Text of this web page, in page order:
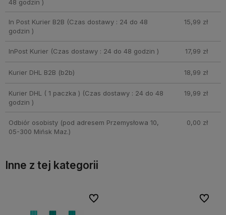
48 godzin )
In Post Kurier B2B (Czas dostawy : 24 do 48
godzin )
15,99 zł
InPost Kurier (Czas dostawy : 24 do 48 godzin ) 17,99 zł
Kurier DHL B2B (b2b) 18,99 zł
Kurier DHL ( 1 paczka ) (Czas dostawy : 24 do 48
godzin )
19,99 zł
Odbiór osobisty (pod adresem Przemysłowa 10,
05-300 Mińsk Maz.)
0,00 zł
Inne z tej kategorii
Do ulubionych
Do ulubionych Do
Do